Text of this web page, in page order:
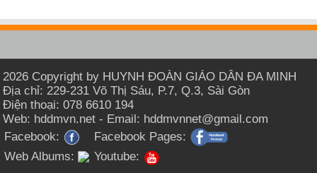
2026 Copyright by HUYNH ĐOÀN GIÁO DÂN ĐA MINH
Địa chỉ: 229-231 Võ Thị Sáu, P.7, Q.3, Sài Gòn
Điện thoại: 078 6610 194
Web: hddmvn.net - Email: hddmvnnet@gmail.com
Facebook:
Facebook Pages:
Web Albums:
Youtube: